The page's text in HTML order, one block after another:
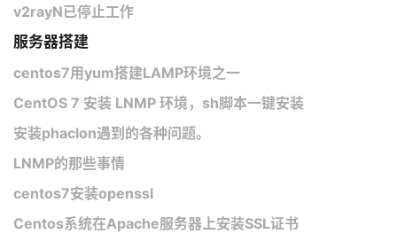
v2rayN已停止工作
服务器搭建
centos7用yum搭建LAMP环境之一
CentOS 7 安装 LNMP 环境，sh脚本一键安装
安装phaclon遇到的各种问题。
LNMP的那些事情
centos7安装openssl
Centos系统在Apache服务器上安装SSL证书